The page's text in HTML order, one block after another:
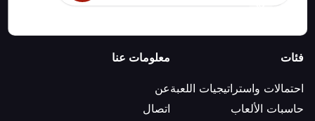
فئات
احتمالات واستراتيجيات اللعبة
حاسبات الألعاب
معلومات عنا
عن
اتصال